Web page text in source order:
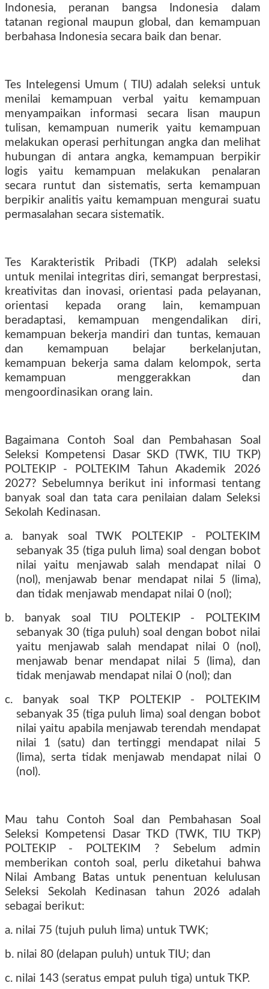
Indonesia, peranan bangsa Indonesia dalam
tatanan regional maupun global, dan kemampuan
berbahasa Indonesia secara baik dan benar.
Tes Intelegensi Umum ( TIU) adalah seleksi untuk
menilai kemampuan verbal yaitu kemampuan
menyampaikan informasi secara lisan maupun
tulisan, kemampuan numerik yaitu kemampuan
melakukan operasi perhitungan angka dan melihat
hubungan di antara angka, kemampuan berpikir
logis yaitu kemampuan melakukan penalaran
secara runtut dan sistematis, serta kemampuan
berpikir analitis yaitu kemampuan mengurai suatu
permasalahan secara sistematik.
Tes Karakteristik Pribadi (TKP) adalah seleksi
untuk menilai integritas diri, semangat berprestasi,
kreativitas dan inovasi, orientasi pada pelayanan,
orientasi kepada orang lain, kemampuan
beradaptasi, kemampuan mengendalikan diri,
kemampuan bekerja mandiri dan tuntas, kemauan
dan kemampuan belajar berkelanjutan,
kemampuan bekerja sama dalam kelompok, serta
kemampuan menggerakkan dan
mengoordinasikan orang lain.
Bagaimana Contoh Soal dan Pembahasan Soal
Seleksi Kompetensi Dasar SKD (TWK, TIU TKP)
POLTEKIP - POLTEKIM Tahun Akademik 2026
2027? Sebelumnya berikut ini informasi tentang
banyak soal dan tata cara penilaian dalam Seleksi
Sekolah Kedinasan.
a. banyak soal TWK POLTEKIP - POLTEKIM
sebanyak 35 (tiga puluh lima) soal dengan bobot
nilai yaitu menjawab salah mendapat nilai 0
(nol), menjawab benar mendapat nilai 5 (lima),
dan tidak menjawab mendapat nilai 0 (nol);
b. banyak soal TIU POLTEKIP - POLTEKIM
sebanyak 30 (tiga puluh) soal dengan bobot nilai
yaitu menjawab salah mendapat nilai 0 (nol),
menjawab benar mendapat nilai 5 (lima), dan
tidak menjawab mendapat nilai 0 (nol); dan
c. banyak soal TKP POLTEKIP - POLTEKIM
sebanyak 35 (tiga puluh lima) soal dengan bobot
nilai yaitu apabila menjawab terendah mendapat
nilai 1 (satu) dan tertinggi mendapat nilai 5
(lima), serta tidak menjawab mendapat nilai 0
(nol).
Mau tahu Contoh Soal dan Pembahasan Soal
Seleksi Kompetensi Dasar TKD (TWK, TIU TKP)
POLTEKIP - POLTEKIM ? Sebelum admin
memberikan contoh soal, perlu diketahui bahwa
Nilai Ambang Batas untuk penentuan kelulusan
Seleksi Sekolah Kedinasan tahun 2026 adalah
sebagai berikut:
a. nilai 75 (tujuh puluh lima) untuk TWK;
b. nilai 80 (delapan puluh) untuk TIU; dan
c. nilai 143 (seratus empat puluh tiga) untuk TKP.